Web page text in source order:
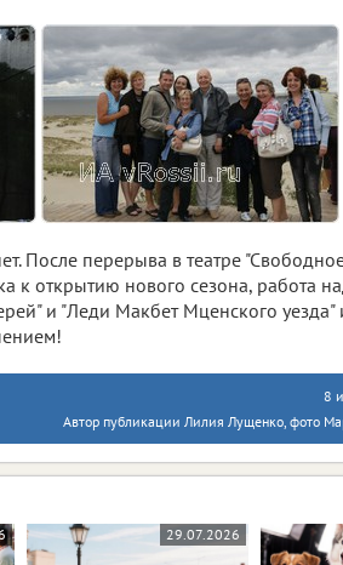
После перерыва в театре
к открытию нового сезона, работа
и "Леди Макбет Мценского уезда"
8
Автор публикации Лилия Лущенко, фото
29.07.2026